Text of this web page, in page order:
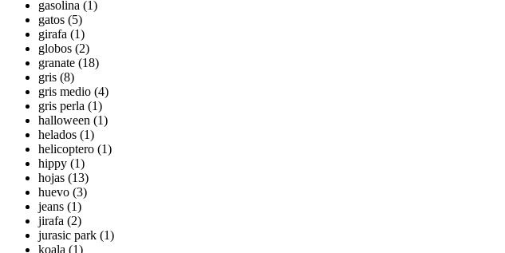
gasolina (1)
gatos (5)
girafa (1)
globos (2)
granate (18)
gris (8)
gris medio (4)
gris perla (1)
halloween (1)
helados (1)
helicoptero (1)
hippy (1)
hojas (13)
huevo (3)
jeans (1)
jirafa (2)
jurasic park (1)
koala (1)